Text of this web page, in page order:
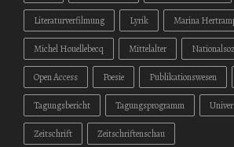
Literaturverfilmung Lyrik Marina
Michel Houellebecq Mittelalter
Open Access Poesie Publikationswesen
Tagungsbericht Tagungsprogramm
Zeitschrift Zeitschriftenschau